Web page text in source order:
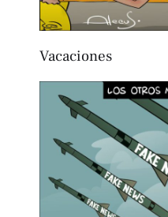
Vacaciones